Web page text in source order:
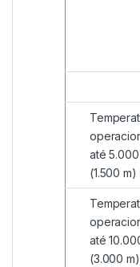
até
(1.500 m)
até
(3.000 m)